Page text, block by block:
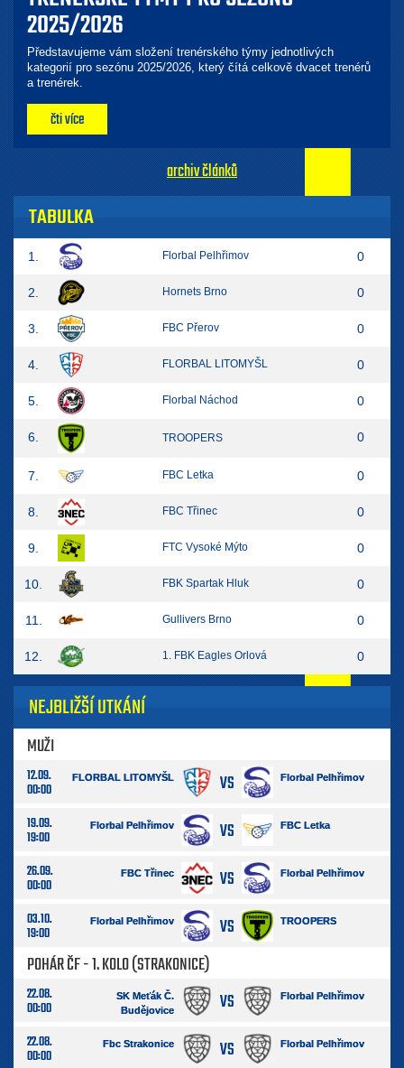
2025/2026
Představujeme vám složení trenérského týmy jednotlivých
kategorií pro sezónu 2025/2026, který čítá celkově dvacet trenérů
a trenérek.
čti více
archiv článků
TABULKA
1. Florbal Pelhřimov 0
2. Hornets Brno 0
3. FBC Přerov 0
4. FLORBAL LITOMYŠL 0
5. Florbal Náchod 0
6. TROOPERS 0
7. FBC Letka 0
8. FBC Třinec 0
9. FTC Vysoké Mýto 0
10. FBK Spartak Hluk 0
11. Gullivers Brno 0
12. 1. FBK Eagles Orlová 0
NEJBLIŽŠÍ UTKÁNÍ
MUŽI
12.09.
00:00
FLORBAL LITOMYŠL VS Florbal Pelhřimov
19.09.
19:00
Florbal Pelhřimov VS FBC Letka
26.09.
00:00
FBC Třinec VS Florbal Pelhřimov
03.10.
19:00
Florbal Pelhřimov VS TROOPERS
POHÁR ČF - 1. KOLO (STRAKONICE)
22.08.
00:00
SK Meťák Č.
Budějovice
VS Florbal Pelhřimov
22.08.
00:00
Fbc Strakonice VS Florbal Pelhřimov